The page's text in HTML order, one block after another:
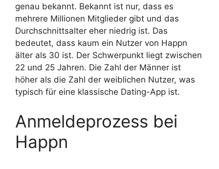
genau bekannt. Bekannt ist nur, dass es
mehrere Millionen Mitglieder gibt und das
Durchschnittsalter eher niedrig ist. Das
bedeutet, dass kaum ein Nutzer von Happn
älter als 30 ist. Der Schwerpunkt liegt zwischen
22 und 25 Jahren. Die Zahl der Männer ist
höher als die Zahl der weiblichen Nutzer, was
typisch für eine klassische Dating-App ist.
Anmeldeprozess bei
Happn